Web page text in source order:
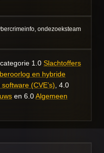
ondezoeksteam
1.0 Slachtoffers
en hybride
(CVE’s), 4.0
en 6.0Algemeen